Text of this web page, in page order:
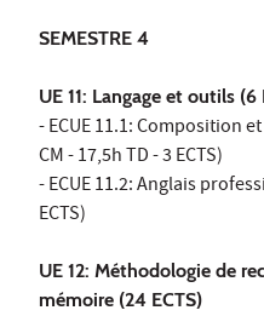
SEMESTRE 4
UE 11: Langage et outils (6
- ECUE 11.1: Composition
CM - 17,5h TD - 3 ECTS)
- ECUE 11.2: Anglais
ECTS)
UE 12: Méthodologie de
mémoire (24 ECTS)